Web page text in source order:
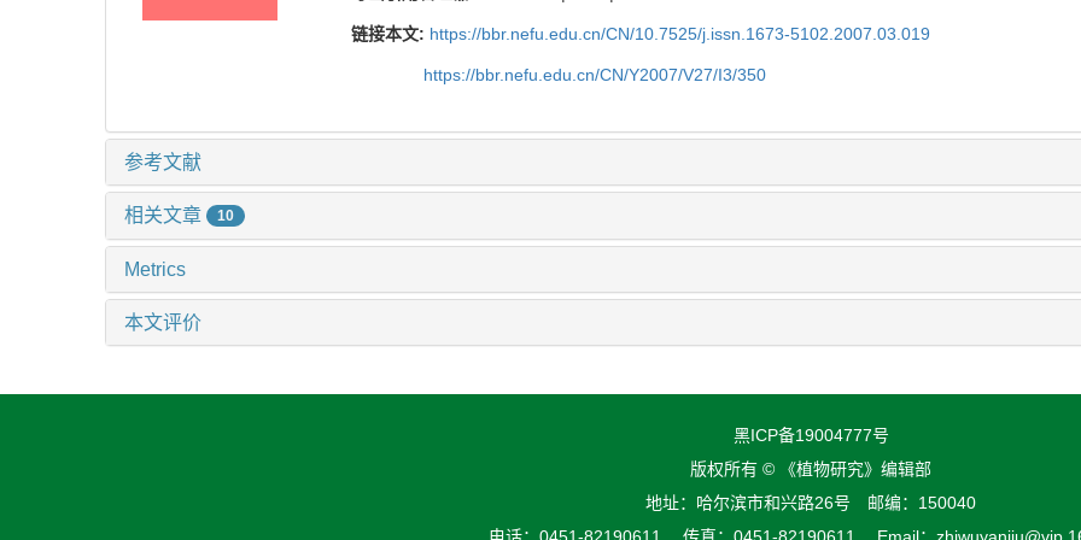
链接本文: https://bbr.nefu.edu.cn/CN/10.7525/j.issn.1673-5102.2007.03.019
https://bbr.nefu.edu.cn/CN/Y2007/V27/I3/350
参考文献
相关文章 10
Metrics
本文评价
黑ICP备19004777号
版权所有 © 《植物研究》编辑部
地址：哈尔滨市和兴路26号 邮编：150040